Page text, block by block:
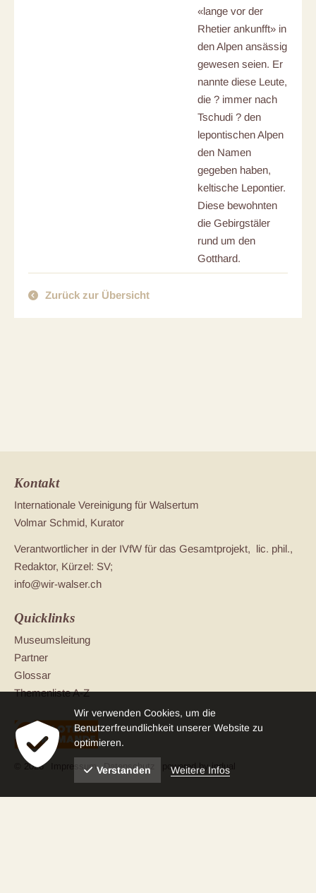
«lange vor der
Rhetier ankunfft» in
den Alpen ansässig
gewesen seien. Er
nannte diese Leute,
die ? immer nach
Tschudi ? den
lepontischen Alpen
den Namen
gegeben haben,
keltische Lepontier.
Diese bewohnten
die Gebirgstäler
rund um den
Gotthard.
Zurück zur Übersicht
Kontakt
Internationale Vereinigung für Walsertum
Volmar Schmid, Kurator
Verantwortlicher in der IVfW für das Gesamtprojekt, lic. phil.,
Redaktor, Kürzel: SV;
info@wir-walser.ch
Quicklinks
Museumsleitung
Partner
Glossar
Themenliste A-Z
© 2026 Impressum Datenschutz powered by indual
Wir verwenden Cookies, um die
Benutzerfreundlichkeit unserer Website zu
optimieren.
Verstanden Weitere Infos